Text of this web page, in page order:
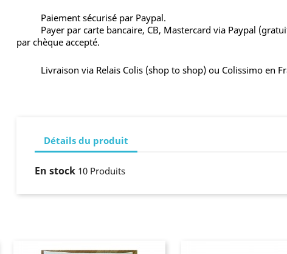
Paiement sécurisé par Paypal.
Payer par carte bancaire, CB, Mastercard via Paypal
par chèque accepté.
Livraison via Relais Colis (shop to shop) ou Colissimo en
Détails du produit
En stock 10 Produits